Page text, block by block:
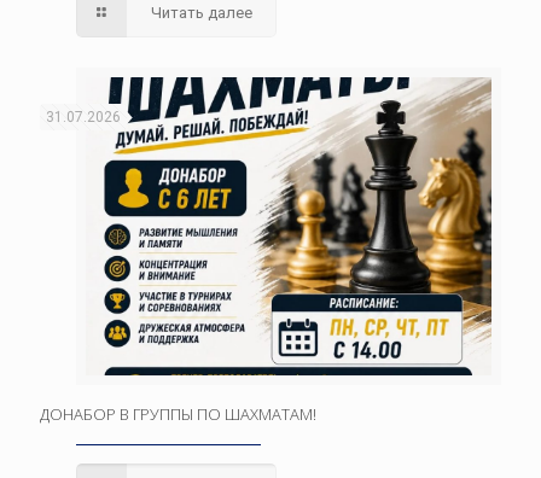
Читать далее
31.07.2026
ДОНАБОР В ГРУППЫ ПО ШАХМАТАМ!